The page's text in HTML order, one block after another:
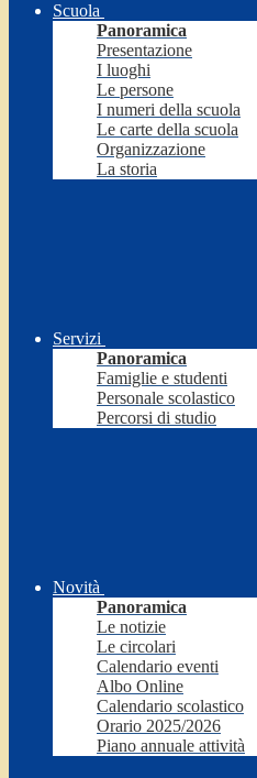
Scuola
Panoramica
Presentazione
I luoghi
Le persone
I numeri della scuola
Le carte della scuola
Organizzazione
La storia
Servizi
Panoramica
Famiglie e studenti
Personale scolastico
Percorsi di studio
Novità
Panoramica
Le notizie
Le circolari
Calendario eventi
Albo Online
Calendario scolastico
Orario 2025/2026
Piano annuale attività